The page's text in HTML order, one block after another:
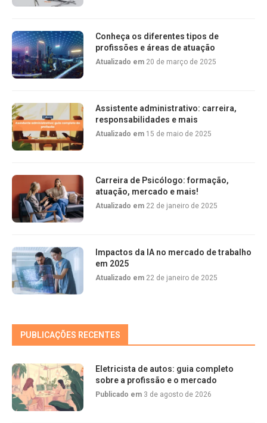
Conheça os diferentes tipos de
profissões e áreas de atuação
Atualizado em 20 de março de 2025
Assistente administrativo: carreira,
responsabilidades e mais
Atualizado em 15 de maio de 2025
Carreira de Psicólogo: formação,
atuação, mercado e mais!
Atualizado em 22 de janeiro de 2025
Impactos da IA no mercado de trabalho
em 2025
Atualizado em 22 de janeiro de 2025
PUBLICAÇÕES RECENTES
Eletricista de autos: guia completo
sobre a profissão e o mercado
Publicado em 3 de agosto de 2026